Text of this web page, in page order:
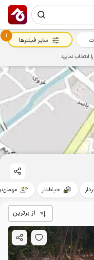
حیاط‌دار
از برترین
1
سایر فیلترها
را انتخاب نمایید